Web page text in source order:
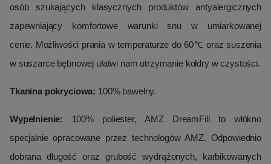
osób szukających klasycznych produktów antyalergicznych
zapewniający komfortowe warunki snu w umiarkowanej
cenie. Możliwości prania w temperaturze do 60℃ oraz suszenia
w suszarce bębnowej ułatwi nam utrzymanie kołdry w czystości.
Tkanina pokryciowa: 100% bawełny.
Wypełnienie: 100% poliester, AMZ DreamFill to włókno
specjalnie opracowane przez technologów AMZ. Odpowiednio
dobrana długość oraz grubość wydrążonych, karbikowanych